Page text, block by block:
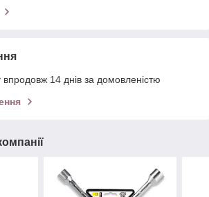
14 днів за домовленістю